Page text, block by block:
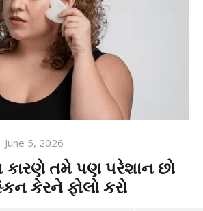
June 5, 2026
કારણે તમે પણ પરેશાન છો
કેરને ફોલો કરો